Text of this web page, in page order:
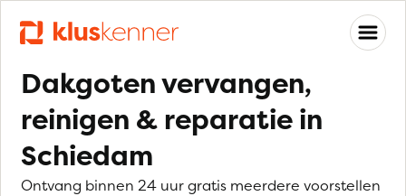
Dakgoten vervangen,
reinigen & reparatie in
Schiedam
Ontvang binnen 24 uur gratis meerdere voorstellen